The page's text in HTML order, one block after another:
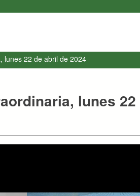
lunes 22 de abril de 2024
lunes